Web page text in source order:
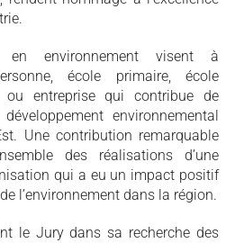
en environnement visent à
école primaire, école
ou entreprise qui contribue de
environnemental
Une contribution remarquable
des réalisations d’une
qui a eu un impact positif
l’environnement dans la région.
le Jury dans sa recherche des